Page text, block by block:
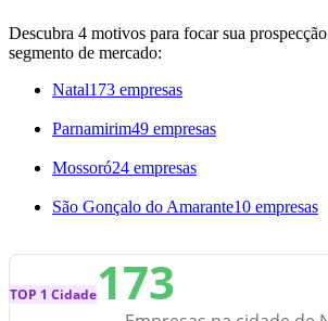
Descubra 4 motivos para focar sua
segmento de mercado:
Natal173 empresas
Parnamirim49 empresas
Mossoró24 empresas
São Gonçalo do Amarante10 empresas
TOP 1 Cidade173